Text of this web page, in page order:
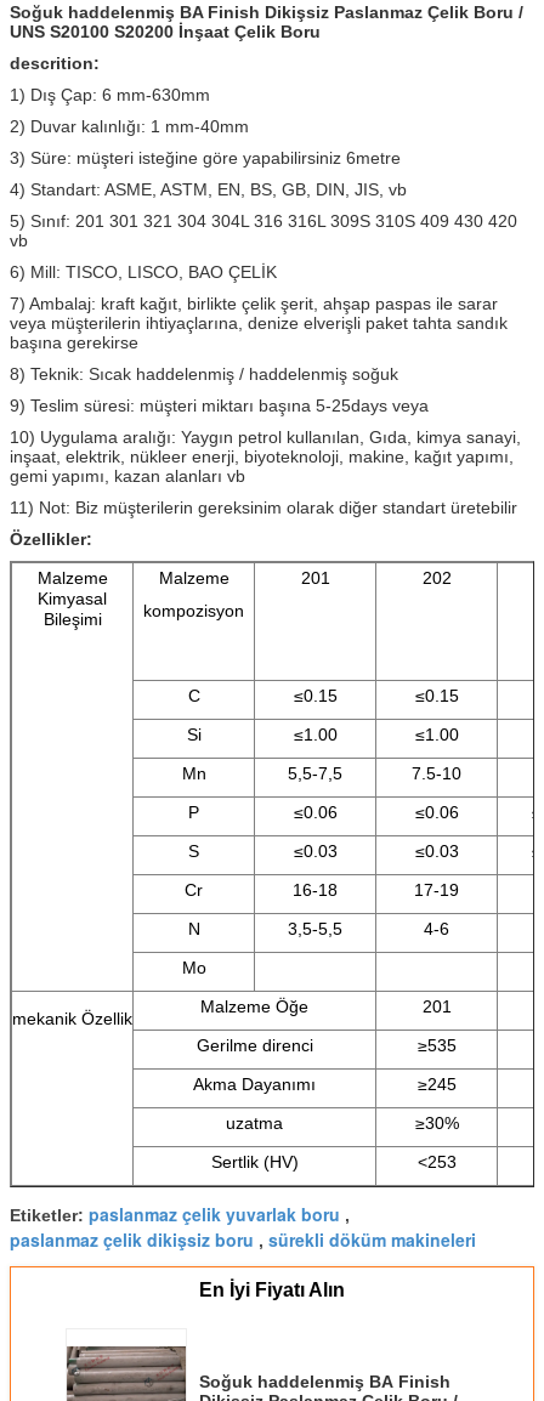
Soğuk haddelenmiş BA Finish Dikişsiz Paslanmaz Çelik Boru /
UNS S20100 S20200 İnşaat Çelik Boru
descrition:
1) Dış Çap: 6 mm-630mm
2) Duvar kalınlığı: 1 mm-40mm
3) Süre: müşteri isteğine göre yapabilirsiniz 6metre
4) Standart: ASME, ASTM, EN, BS, GB, DIN, JIS, vb
5) Sınıf: 201 301 321 304 304L 316 316L 309S 310S 409 430 420
vb
6) Mill: TISCO, LISCO, BAO ÇELİK
7) Ambalaj: kraft kağıt, birlikte çelik şerit, ahşap paspas ile sarar
veya müşterilerin ihtiyaçlarına, denize elverişli paket tahta sandık
başına gerekirse
8) Teknik: Sıcak haddelenmiş / haddelenmiş soğuk
9) Teslim süresi: müşteri miktarı başına 5-25days veya
10) Uygulama aralığı: Yaygın petrol kullanılan, Gıda, kimya sanayi,
inşaat, elektrik, nükleer enerji, biyoteknoloji, makine, kağıt yapımı,
gemi yapımı, kazan alanları vb
11) Not: Biz müşterilerin gereksinim olarak diğer standart üretebilir
Özellikler:
Malzeme
Kimyasal
Bileşimi
Malzeme
kompozisyon
201 202
C ≤0.15 ≤0.15
Si
≤1.00 ≤1.00
Mn
5,5-7,5 7.5-10
P
≤0.06 ≤0.06
S
≤0.03 ≤0.03
Cr
16-18 17-19
N
3,5-5,5 4-6
Mo
mekanik Özellik
Malzeme Öğe 201
Gerilme direnci
≥535
Akma Dayanımı
≥245
uzatma
≥30%
Sertlik (HV)
<253
Etiketler: paslanmaz çelik yuvarlak boru ,
paslanmaz çelik dikişsiz boru , sürekli döküm makineleri
En İyi Fiyatı Alın
Soğuk haddelenmiş BA Finish